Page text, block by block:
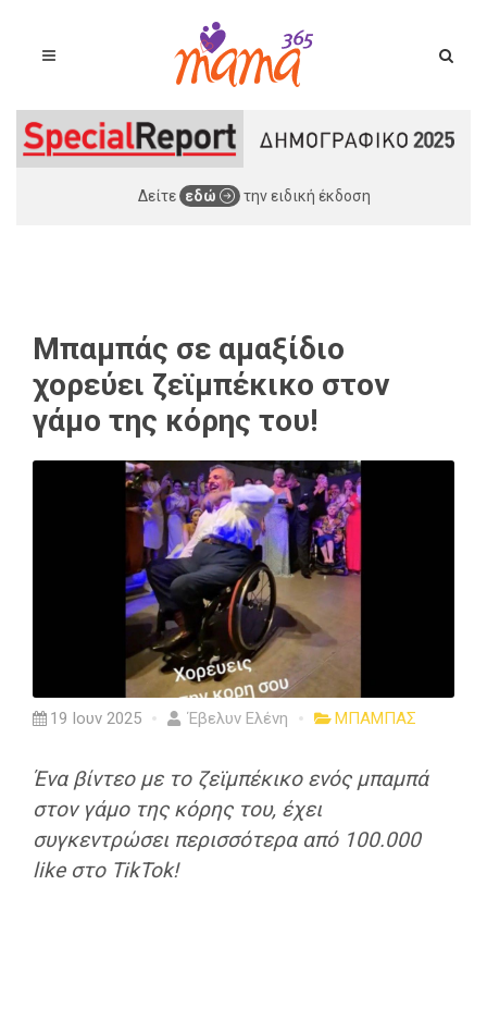
Δείτε εδώ την ειδική έκδοση
Μπαμπάς σε αμαξίδιο
χορεύει ζεϊμπέκικο στον
γάμο της κόρης του!
19 Ιουν 2025 Έβελυν Ελένη ΜΠΑΜΠΑΣ
Ένα βίντεο με το ζεϊμπέκικο ενός μπαμπά
στον γάμο της κόρης του, έχει
συγκεντρώσει περισσότερα από 100.000
like στο TikTok!